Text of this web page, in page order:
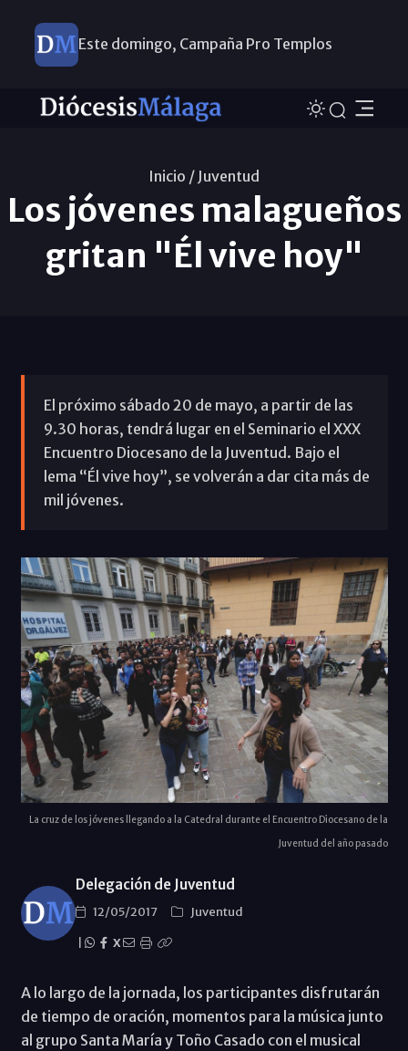
Este domingo, Campaña Pro Templos
Inicio / Juventud
Los jóvenes malagueños
gritan "Él vive hoy"
El próximo sábado 20 de mayo, a partir de las
9.30 horas, tendrá lugar en el Seminario el XXX
Encuentro Diocesano de la Juventud. Bajo el
lema “Él vive hoy”, se volverán a dar cita más de
mil jóvenes.
La cruz de los jóvenes llegando a la Catedral durante el Encuentro Diocesano de la
Juventud del año pasado
Delegación de Juventud
12/05/2017
Juventud
X
A lo largo de la jornada, los participantes disfrutarán
de tiempo de oración, momentos para la música junto
al grupo Santa María y Toño Casado con el musical